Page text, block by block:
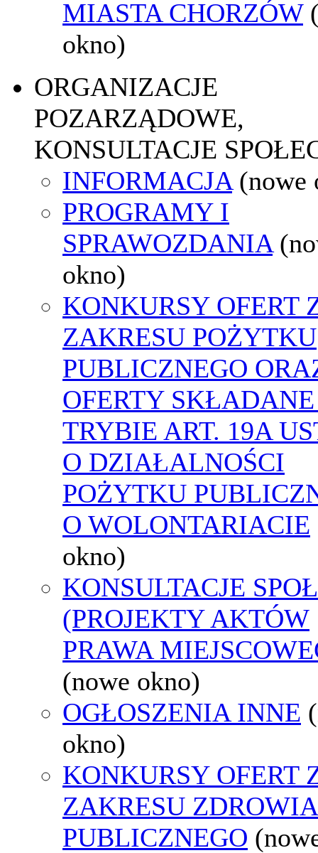
MIASTA CHORZÓW
okno)
ORGANIZACJE
POZARZĄDOWE,
KONSULTACJE
INFORMACJA (nowe
PROGRAMY I
SPRAWOZDANIA
okno)
KONKURSY OFERT
ZAKRESU POŻYTKU
PUBLICZNEGO
OFERTY
TRYBIE ART. 19A
O DZIAŁALNOŚCI
POŻYTKU
O WOLONTARIACIE
okno)
KONSULTACJE
(PROJEKTY AKTÓW
PRAWA
(nowe okno)
OGŁOSZENIA INNE
okno)
KONKURSY OFERT
ZAKRESU ZDROWIA
PUBLICZNEGO